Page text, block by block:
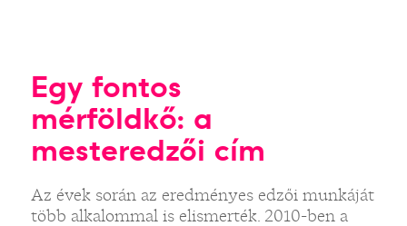
Egy fontos
mérföldkő: a
mesteredzői cím
Az évek során az eredményes edzői munkáját
több alkalommal is elismerték. 2010-ben a